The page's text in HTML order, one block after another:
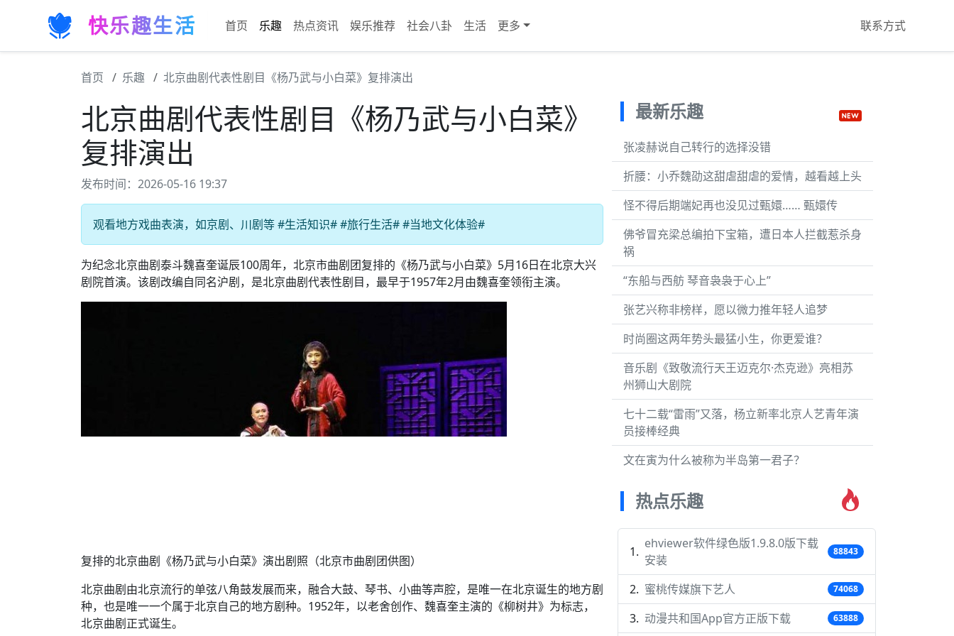
快乐趣生活 首页 乐趣 热点资讯 娱乐推荐 社会八卦 生活 更多 联系方式
首页 乐趣 北京曲剧代表性剧目《杨乃武与小白菜》复排演出
北京曲剧代表性剧目《杨乃武与小白菜》
复排演出
发布时间：2026-05-16 19:37
观看地方戏曲表演，如京剧、川剧等 #生活知识# #旅行生活# #当地文化体验#
为纪念北京曲剧泰斗魏喜奎诞辰100周年，北京市曲剧团复排的《杨乃武与小白菜》5月16日在北京大兴
剧院首演。该剧改编自同名沪剧，是北京曲剧代表性剧目，最早于1957年2月由魏喜奎领衔主演。
复排的北京曲剧《杨乃武与小白菜》演出剧照（北京市曲剧团供图）
北京曲剧由北京流行的单弦八角鼓发展而来，融合大鼓、琴书、小曲等声腔，是唯一在北京诞生的地方剧
种，也是唯一一个属于北京自己的地方剧种。1952年，以老舍创作、魏喜奎主演的《柳树井》为标志，
北京曲剧正式诞生。
最新乐趣
张凌赫说自己转行的选择没错
折腰：小乔魏劭这甜虐甜虐的爱情，越看越上头
怪不得后期端妃再也没见过甄嬛…… 甄嬛传
佛爷冒充梁总编拍下宝箱，遭日本人拦截惹杀身
祸
“东船与西舫 琴音袅袅于心上”
张艺兴称非榜样，愿以微力推年轻人追梦
时尚圈这两年势头最猛小生，你更爱谁？
音乐剧《致敬流行天王迈克尔·杰克逊》亮相苏
州狮山大剧院
七十二载“雷雨”又落，杨立新率北京人艺青年演
员接棒经典
文在寅为什么被称为半岛第一君子？
热点乐趣
ehviewer软件绿色版1.9.8.0版下载
安装
88843
蜜桃传媒旗下艺人 74068
动漫共和国App官方正版下载 63888